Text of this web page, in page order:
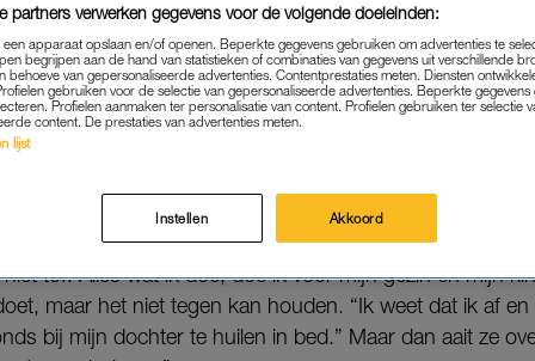
nog denkt door te gaan met kickboksen is-ie
een impact het op m’n gezin heeft.” Daarom is het
gezin. “Wat ik doe, kan alleen maar met de
Rico verandert als persoon. “Dat ik echt gewoon –
tof. Alles wat ik doe, doe ik voor mijn gezin én mijn
maar het niet tegen kan houden. “Ik weet dat ik af
bij mijn dochter te huilen in bed.” Maar dan aait ze
partners verwerken gegevens voor de volgende doeleinden:
apparaat opslaan en/of openen. Beperkte gegevens gebruiken om advertenties te
begrijpen aan de hand van statistieken of combinaties van gegevens uit verschillende
behoeve van gepersonaliseerde advertenties. Contentprestaties meten. Diensten
gebruiken voor de selectie van gepersonaliseerde advertenties. Beperkte
Profielen aanmaken ter personalisatie van content. Profielen gebruiken ter selectie
content. De prestaties van advertenties meten.
lijst
Instellen Akkoord